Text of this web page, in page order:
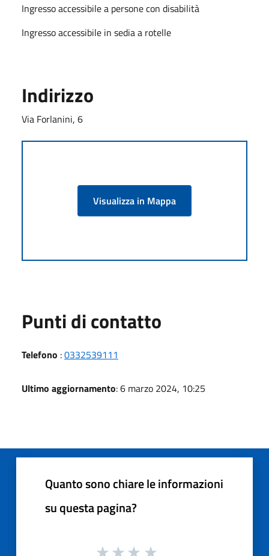
Ingresso accessibile a persone con disabilità
Ingresso accessibile in sedia a rotelle
Indirizzo
Via Forlanini, 6
Visualizza in Mappa
Punti di contatto
Telefono :0332539111
Ultimo aggiornamento: 6 marzo 2024, 10:25
Quanto sono chiare le informazioni
su questa pagina?